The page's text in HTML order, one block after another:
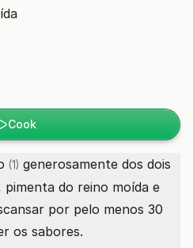
Cook
(1) generosamente dos dois
pimenta do reino moída e
por pelo menos 30
os sabores.